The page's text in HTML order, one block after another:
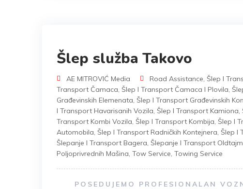
Šlep služba Takovo
AE MITROVIĆ Media Road Assistance, Šlep I
Transport Čamaca, Šlep I Transport Čamaca I Plovila,
Građevinskih Elemenata, Šlep I Transport Građevinskih
I Transport Havarisanih Vozila, Šlep I Transport Kamiona,
Transport Kombi Vozila, Šlep I Transport Kombija, Šlep I
Automobila, Šlep I Transport Radničkih Kontejnera, Šlep I
Šlepanje I Transport Bagera, Šlepanje I Transport
Poljoprivrednih Mašina, Tow Service, Towing Service
POSEDUJEMO PROFESIONALAN